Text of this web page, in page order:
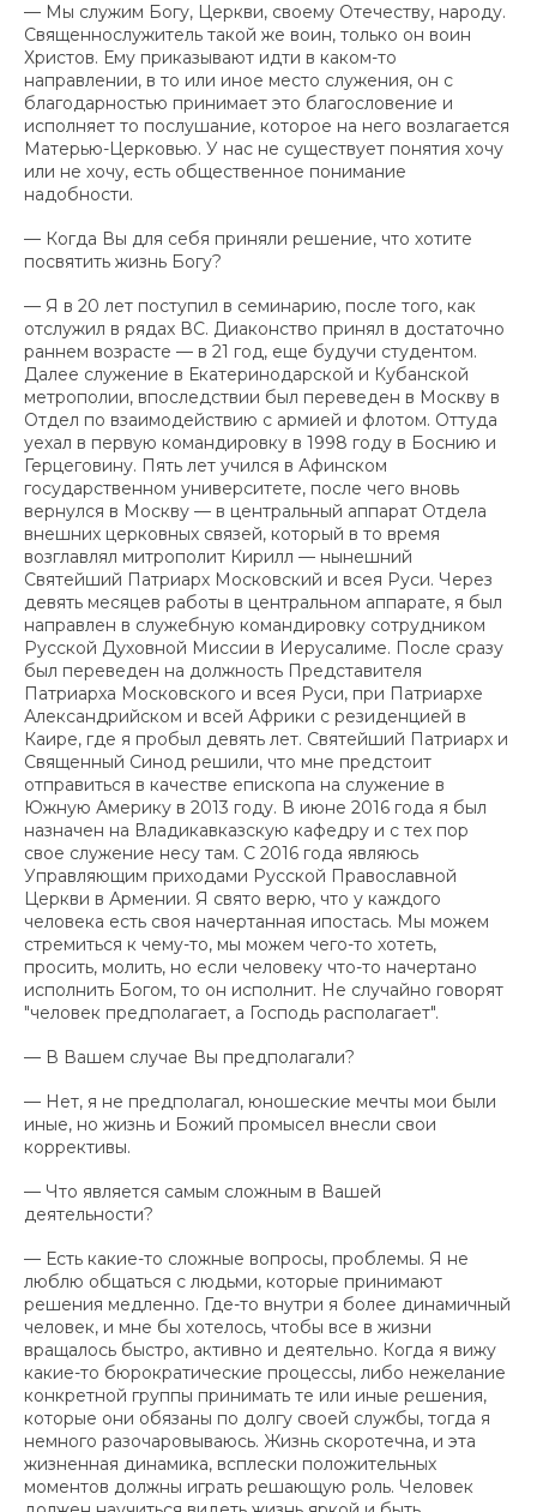
— Мы служим Богу, Церкви, своему Отечеству, народу.
Священнослужитель такой же воин, только он воин
Христов. Ему приказывают идти в каком-то
направлении, в то или иное место служения, он с
благодарностью принимает это благословение и
исполняет то послушание, которое на него возлагается
Матерью-Церковью. У нас не существует понятия хочу
или не хочу, есть общественное понимание
надобности.
— Когда Вы для себя приняли решение, что хотите
посвятить жизнь Богу?
— Я в 20 лет поступил в семинарию, после того, как
отслужил в рядах ВС. Диаконство принял в достаточно
раннем возрасте — в 21 год, еще будучи студентом.
Далее служение в Екатеринодарской и Кубанской
метрополии, впоследствии был переведен в Москву в
Отдел по взаимодействию с армией и флотом. Оттуда
уехал в первую командировку в 1998 году в Боснию и
Герцеговину. Пять лет учился в Афинском
государственном университете, после чего вновь
вернулся в Москву — в центральный аппарат Отдела
внешних церковных связей, который в то время
возглавлял митрополит Кирилл — нынешний
Святейший Патриарх Московский и всея Руси. Через
девять месяцев работы в центральном аппарате, я был
направлен в служебную командировку сотрудником
Русской Духовной Миссии в Иерусалиме. После сразу
был переведен на должность Представителя
Патриарха Московского и всея Руси, при Патриархе
Александрийском и всей Африки с резиденцией в
Каире, где я пробыл девять лет. Святейший Патриарх и
Священный Синод решили, что мне предстоит
отправиться в качестве епископа на служение в
Южную Америку в 2013 году. В июне 2016 года я был
назначен на Владикавказскую кафедру и с тех пор
свое служение несу там. С 2016 года являюсь
Управляющим приходами Русской Православной
Церкви в Армении. Я свято верю, что у каждого
человека есть своя начертанная ипостась. Мы можем
стремиться к чему-то, мы можем чего-то хотеть,
просить, молить, но если человеку что-то начертано
исполнить Богом, то он исполнит. Не случайно говорят
"человек предполагает, а Господь располагает".
— В Вашем случае Вы предполагали?
— Нет, я не предполагал, юношеские мечты мои были
иные, но жизнь и Божий промысел внесли свои
коррективы.
— Что является самым сложным в Вашей
деятельности?
— Есть какие-то сложные вопросы, проблемы. Я не
люблю общаться с людьми, которые принимают
решения медленно. Где-то внутри я более динамичный
человек, и мне бы хотелось, чтобы все в жизни
вращалось быстро, активно и деятельно. Когда я вижу
какие-то бюрократические процессы, либо нежелание
конкретной группы принимать те или иные решения,
которые они обязаны по долгу своей службы, тогда я
немного разочаровываюсь. Жизнь скоротечна, и эта
жизненная динамика, всплески положительных
моментов должны играть решающую роль. Человек